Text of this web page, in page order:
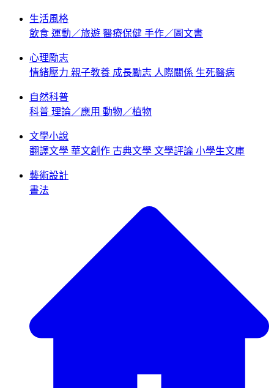
生活風格
飲食 運動／旅遊 醫療保健 手作／圖文書
心理勵志
情緒壓力 親子教養 成長勵志 人際關係 生死醫病
自然科普
科普 理論／應用 動物／植物
文學小說
翻譯文學 華文創作 古典文學 文學評論 小學生文庫
藝術設計
書法